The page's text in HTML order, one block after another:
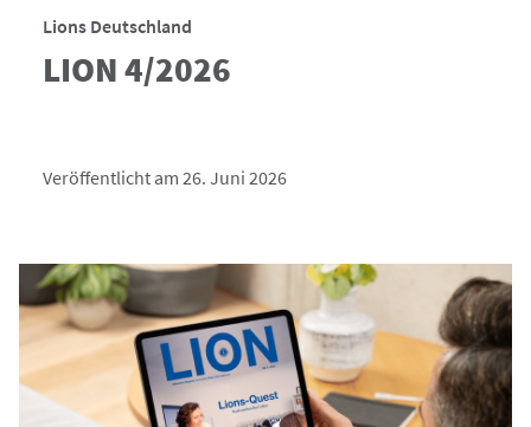
Lions Deutschland
LION 4/2026
Veröffentlicht am 26. Juni 2026